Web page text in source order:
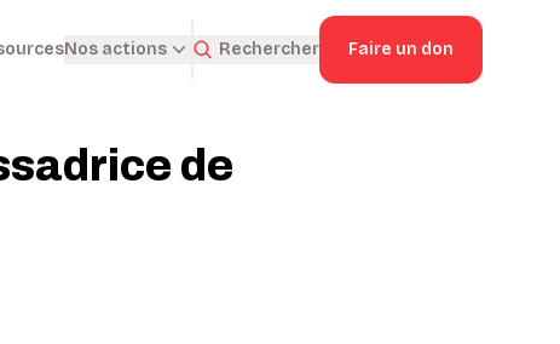
Nos actions Rechercher Faire un don
de